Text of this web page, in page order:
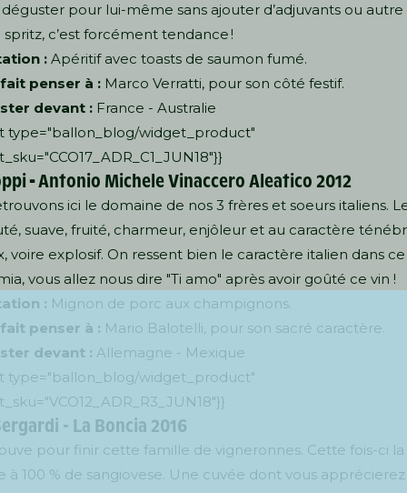
pour lui-même sans ajouter d’adjuvants ou autre
spritz, c’est forcément tendance !
: Apéritif avec toasts de saumon fumé.
penser à :Marco Verratti, pour son côté festif.
devant : France - Australie
type="ballon_blog/widget_product"
-Antonio Michele Vinaccero Aleatico 2012
ici le domaine de nos 3 frères et soeurs italiens.
suave, fruité, charmeur, enjôleur et au caractère
voire explosif. On ressent bien le caractère italien dans ce
vous allez nous dire "Ti amo" après avoir goûté ce vin !
: Mignon de porc aux champignons.
penser à : Mario Balotelli, pour son sacré caractère.
devant : Allemagne - Mexique
type="ballon_blog/widget_product"
- La Boncia 2016
pour finir cette famille de vigneronnes. Cette fois-ci
à 100 % de sangiovese. Une cuvée dont vous